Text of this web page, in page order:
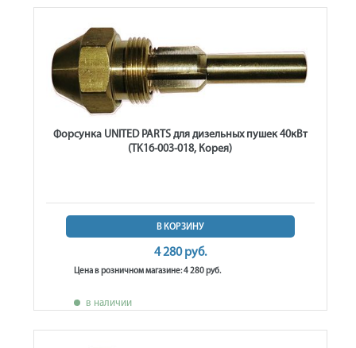
Форсунка UNITED PARTS для дизельных пушек 40кВт
(TK16-003-018, Корея)
В КОРЗИНУ
4 280 руб.
Цена в розничном магазине: 4 280 руб.
в наличии